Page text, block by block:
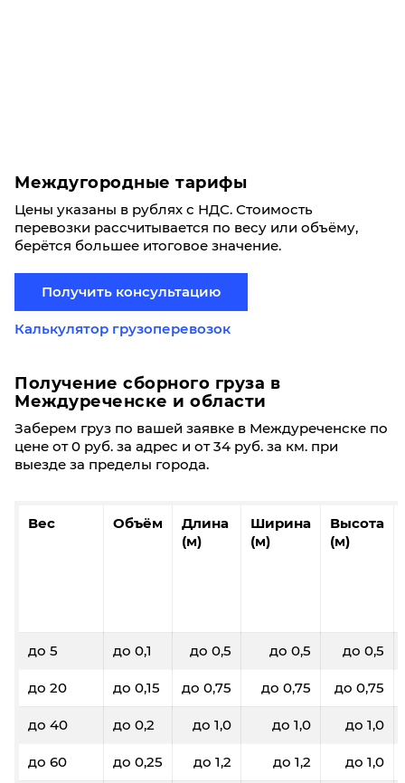
Междугородные тарифы
Цены указаны в рублях с НДС. Стоимость
перевозки рассчитывается по весу или объёму,
берётся большее итоговое значение.
Получить консультацию
Калькулятор грузоперевозок
Получение сборного груза в
Междуреченске и области
Заберем груз по вашей заявке в Междуреченске по
цене от 0 руб. за адрес и от 34 руб. за км. при
выезде за пределы города.
Вес Объём
Длина
(м)
Ширина
(м)
Высота
(м)
до 5 до 0,1 до 0,5 до 0,5 до 0,5
до 20 до 0,15 до 0,75 до 0,75 до 0,75
до 40 до 0,2 до 1,0 до 1,0 до 1,0
до 60 до 0,25 до 1,2 до 1,2 до 1,0